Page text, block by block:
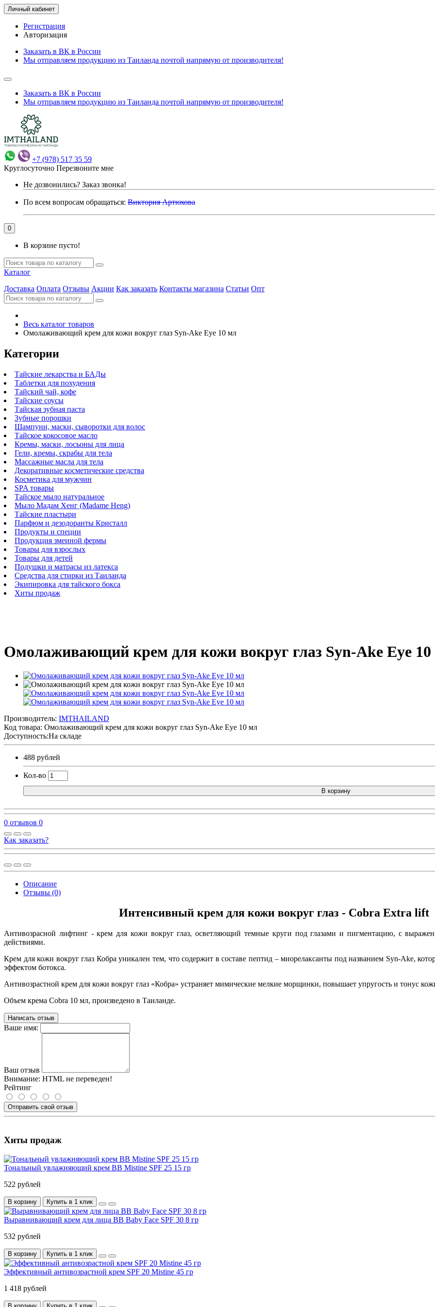
Личный кабинет
Регистрация
Авторизация
Заказать в ВК в России
Мы отправляем продукцию из Таиланда почтой напрямую от производителя!
Заказать в ВК в России
Мы отправляем продукцию из Таиланда почтой напрямую от производителя!
+7 (978) 517 35 59
Круглосуточно Перезвоните мне
Не дозвонились? Заказ звонка!
По всем вопросам обращаться: Виктория Артюхова
0
В корзине пусто!
Каталог
Доставка Оплата Отзывы Акции Как заказать Контакты магазина Статьи Опт
Весь каталог товаров
Омолаживающий крем для кожи вокруг глаз Syn-Ake Eye 10 мл
Категории
Тайские лекарства и БАДы
Таблетки для похудения
Тайский чай, кофе
Тайские соусы
Тайская зубная паста
Зубные порошки
Шампуни, маски, сыворотки для волос
Тайское кокосовое масло
Кремы, маски, лосьоны для лица
Гели, кремы, скрабы для тела
Массажные масла для тела
Декоративные косметические средства
Косметика для мужчин
SPA товары
Тайское мыло натуральное
Мыло Мадам Хенг (Madame Heng)
Тайские пластыри
Парфюм и дезодоранты Кристалл
Продукты и специи
Продукция змеиной фермы
Товары для взрослых
Товары для детей
Подушки и матрасы из латекса
Средства для стирки из Таиланда
Экипировка для тайского бокса
Хиты продаж
Омолаживающий крем для кожи вокруг глаз Syn-Ake Eye
Производитель: IMTHAILAND
Код товара: Омолаживающий крем для кожи вокруг глаз Syn-Ake Eye 10 мл
Доступность:На складе
488 рублей
Кол-во
В корзину
0 отзывов 0
Как заказать?
Описание
Отзывы (0)
Интенсивный крем для кожи вокруг глаз - Cobra Extra lift
Антивозрасной лифтинг - крем для кожи вокруг глаз, осветляющий темные круги под глазами и пигментацию, с
действиями.
Крем для кожи вокруг глаз Кобра уникален тем, что содержит в составе пептид – миорелаксанты под названием Syn-Ake,
эффектом ботокса.
Антивозрастной крем для кожи вокруг глаз «Кобра» устраняет мимические мелкие морщинки, повышает упругость и тонус
Объем крема Cobra 10 мл, произведено в Таиланде.
Написать отзыв
Ваше имя:
Ваш отзыв
Внимание: HTML не переведен!
Рейтинг
Отправить свой отзыв
Хиты продаж
Тональный увлажняющий крем BB Mistine SPF 25 15 гр
522 рублей
В корзину Купить в 1 клик
Выравнивающий крем для лица BB Baby Face SPF 30 8 гр
532 рублей
В корзину Купить в 1 клик
Эффективный антивозрастной крем SPF 20 Mistine 45 гр
1 418 рублей